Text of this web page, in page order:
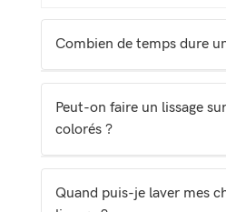
Combien de temps dure
La durée varie selon le type
l’entretien, mais les
3 et 6 mois.
Peut-on faire un lissage
colorés ?
Oui, nos produits sont
Quand puis-je laver mes